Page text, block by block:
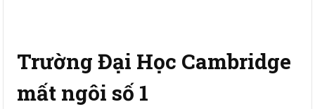
Trường Đại Học Cambridge
mất ngôi số 1